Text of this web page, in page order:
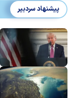
پیشنهاد سردبیر